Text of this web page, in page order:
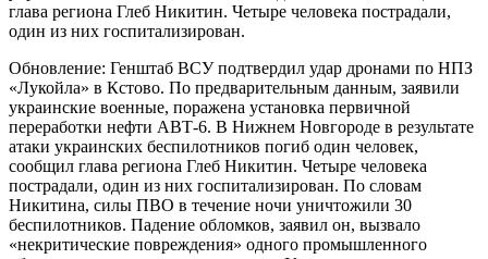
глава региона Глеб Никитин. Четыре человека пострадали,
один из них госпитализирован.
Обновление: Генштаб ВСУ подтвердил удар дронами по НПЗ
«Лукойла» в Кстово. По предварительным данным, заявили
украинские военные, поражена установка первичной
переработки нефти АВТ-6. В Нижнем Новгороде в результате
атаки украинских беспилотников погиб один человек,
сообщил глава региона Глеб Никитин. Четыре человека
пострадали, один из них госпитализирован. По словам
Никитина, силы ПВО в течение ночи уничтожили 30
беспилотников. Падение обломков, заявил он, вызвало
«некритические повреждения» одного промышленного